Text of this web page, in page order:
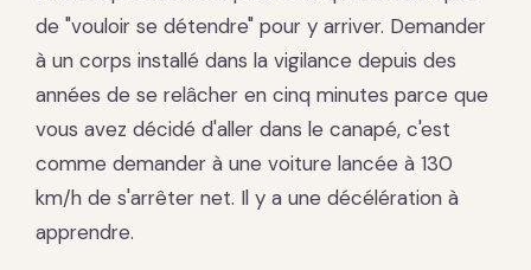
de "vouloir se détendre" pour y arriver. Demander
à un corps installé dans la vigilance depuis des
années de se relâcher en cinq minutes parce que
vous avez décidé d'aller dans le canapé, c'est
comme demander à une voiture lancée à 130
km/h de s'arrêter net. Il y a une décélération à
apprendre.